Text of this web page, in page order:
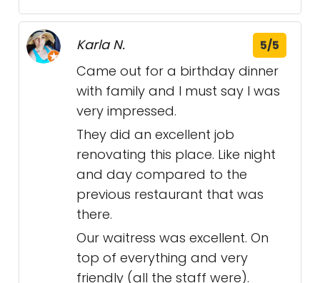
Karla N. 5/5
Came out for a birthday dinner
with family and I must say I was
very impressed.
They did an excellent job
renovating this place. Like night
and day compared to the
previous restaurant that was
there.
Our waitress was excellent. On
top of everything and very
friendly (all the staff were).